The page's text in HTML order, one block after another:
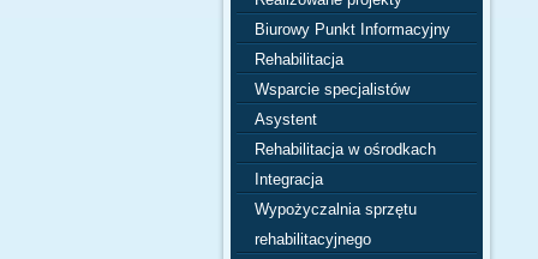
Biurowy Punkt Informacyjny
Rehabilitacja
Wsparcie specjalistów
Asystent
Rehabilitacja w ośrodkach
Integracja
Wypożyczalnia sprzętu
rehabilitacyjnego